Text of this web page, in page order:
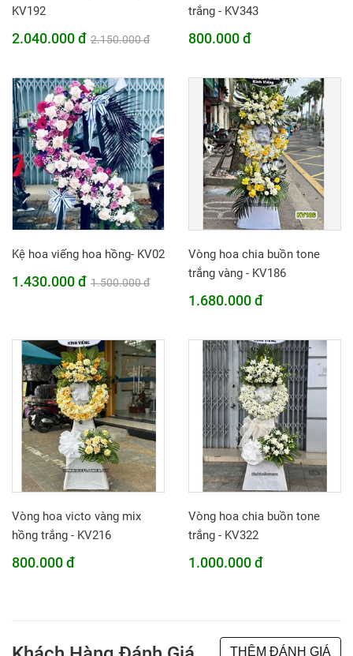
KV192
2.040.000 đ 2.150.000 đ
trắng - KV343
800.000 đ
Kệ hoa viếng hoa hồng- KV02
1.430.000 đ 1.500.000 đ
Vòng hoa chia buồn tone
trắng vàng - KV186
1.680.000 đ
Vòng hoa victo vàng mix
hồng trắng - KV216
800.000 đ
Vòng hoa chia buồn tone
trắng - KV322
1.000.000 đ
THÊM ĐÁNH GIÁ